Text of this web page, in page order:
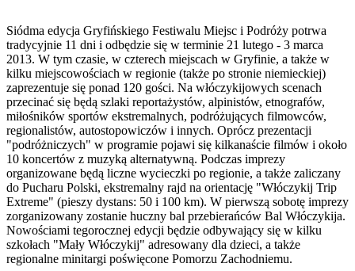
Siódma edycja Gryfińskiego Festiwalu Miejsc i Podróży potrwa
tradycyjnie 11 dni i odbędzie się w terminie 21 lutego - 3 marca
2013. W tym czasie, w czterech miejscach w Gryfinie, a także w
kilku miejscowościach w regionie (także po stronie niemieckiej)
zaprezentuje się ponad 120 gości. Na włóczykijowych scenach
przecinać się będą szlaki reportażystów, alpinistów, etnografów,
miłośników sportów ekstremalnych, podróżujących filmowców,
regionalistów, autostopowiczów i innych. Oprócz prezentacji
"podróżniczych" w programie pojawi się kilkanaście filmów i około
10 koncertów z muzyką alternatywną. Podczas imprezy
organizowane będą liczne wycieczki po regionie, a także zaliczany
do Pucharu Polski, ekstremalny rajd na orientację "Włóczykij Trip
Extreme" (pieszy dystans: 50 i 100 km). W pierwszą sobotę imprezy
zorganizowany zostanie huczny bal przebierańców Bal Włóczykija.
Nowościami tegorocznej edycji będzie odbywający się w kilku
szkołach "Mały Włóczykij" adresowany dla dzieci, a także
regionalne minitargi poświęcone Pomorzu Zachodniemu.